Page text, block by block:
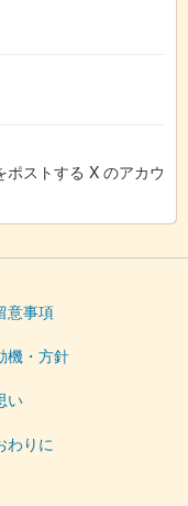
ストする X のアカウ
意事項
機・方針
い
わりに